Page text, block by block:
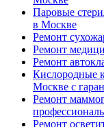
Паровые
в Москве
Ремонт
Ремонт
Ремонт
Кислородные
Москве с
Ремонт
Ремонт